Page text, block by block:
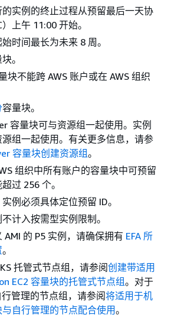
实例的终止过程从预留最后一天协
上午 11:00 开始。
时间最长为未来 8 周。
。
块不能跨 AWS 账户或在 AWS 组织
容量块。
容量块可与资源组一起使用。实例
组一起使用。有关更多信息，请参
容量块创建资源组。
组织中所有账户的容量块中可预留
过 256 个。
例必须具体定位预留 ID。
计入按需型实例限制。
AMI 的 P5 实例，请确保拥有 EFA 所
。
托管式节点组，请参阅创建带适用
EC2 容量块的托管式节点组。对于
管理的节点组，请参阅将适用于机
自行管理的节点配合使用。